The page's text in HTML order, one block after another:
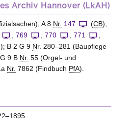
Archiv Hannover (LkAH)
A 8 Nr. 147 (CB);
769 770 771
B 2 G 9 Nr. 280–281 (Baupflege
9 B Nr. 55 (Orgel- und
Nr. 7862 (Findbuch PfA).